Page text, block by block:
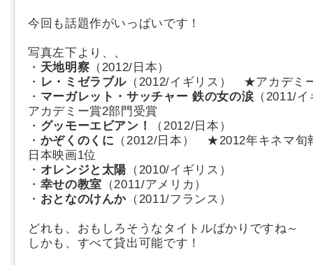
今回も話題作がいっぱいです！
写真左下より、、
・ 天地明察 （2012/日本）
・ レ・ミゼラブル （2012/イギリス） ★アカデミ
・ マーガレット・サッチャー 鉄の女の涙 （2011/
アカデミー賞2部門受賞
・ グッモーエビアン！
（2012/日本）
・ かぞくのくに （2012/日本） ★2012年キネマ旬
日本映画1位
・ オレンジと太陽 （2010/イギリス）
・ 幸せの教室 （2011/アメリカ）
・ おとなのけんか （2011/フランス）
どれも、おもしろそうなタイトルばかりですね～
しかも、すべて貸出可能です！